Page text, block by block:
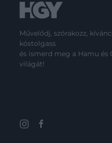
Művelődj, szórakozz,
kóstolgass
és ismerd meg a Hamu és
világát!